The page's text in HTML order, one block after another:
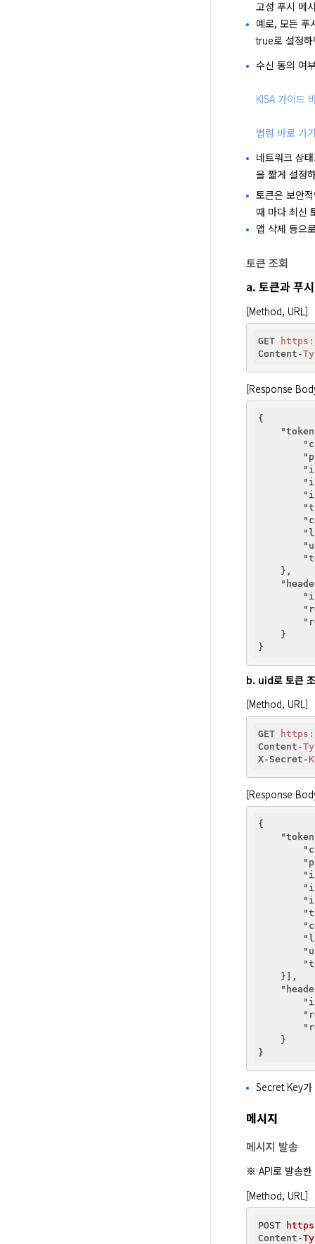
고성 푸시 메
예로, 모든
true로 설정
수신 동의 여
KISA 가이드
법령 바로 가
네트워크 상
을 짧게 설정
토큰은 보안
때 마다 최신
앱 삭제 등으
토큰 조회
a. 토큰과 푸
[Method, URL]
GET https:
Content-
[Response
{
    },
    }
b. uid로 토큰
[Method, URL]
GET https:
Content-
X-Secret-
[Response
{
    }],
    }
Secret Key가
메시지
메시지 발송
※ API로 발송한
[Method, URL]
POST
Content-